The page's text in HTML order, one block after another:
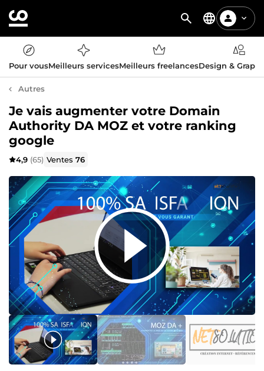
Pour vousMeilleurs servicesMeilleurs freelancesDesign &
Autres
Je vais augmenter votre Domain
Authority DA MOZ et votre ranking
google
4,9 (65) Ventes76